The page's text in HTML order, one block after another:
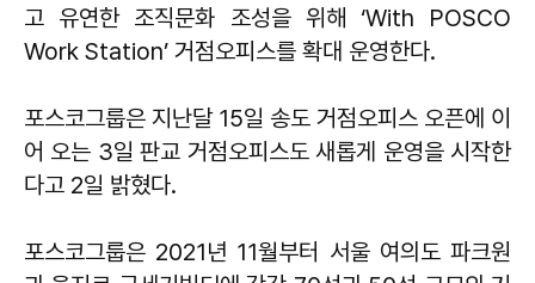
고 유연한 조직문화 조성을 위해 ‘With POSCO
Work Station’ 거점오피스를 확대 운영한다.
포스코그룹은 지난달 15일 송도 거점오피스 오픈에 이
어 오는 3일 판교 거점오피스도 새롭게 운영을 시작한
다고 2일 밝혔다.
포스코그룹은 2021년 11월부터 서울 여의도 파크원